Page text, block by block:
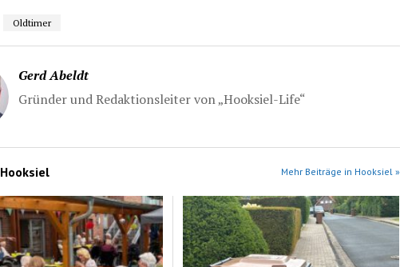
Oldtimer
Gerd Abeldt
Gründer und Redaktionsleiter von „Hooksiel-Life“
Hooksiel Mehr Beiträge in Hooksiel »